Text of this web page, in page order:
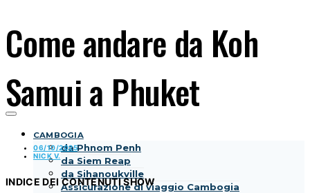
CAMBOGIA
da Phnom Penh
da Siem Reap
da Sihanoukville
Assicurazione di viaggio Cambogia
Come andare da Koh
Samui a Phuket
06/10/2025
NICK V.
INDICE DEI CONTENUTISHOW